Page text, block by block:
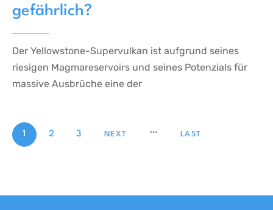
gefährlich?
Der Yellowstone-Supervulkan ist aufgrund seines
riesigen Magmareservoirs und seines Potenzials für
massive Ausbrüche eine der
1 2 3 NEXT LAST